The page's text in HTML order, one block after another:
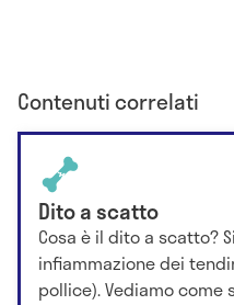
Contenuti correlati
Dito a scatto
Cosa è il dito a scatto?
infiammazione dei
pollice). Vediamo come